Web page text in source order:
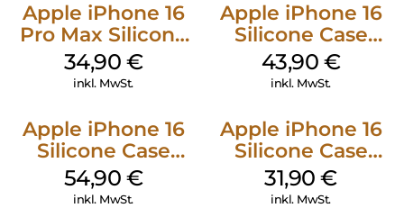
Apple iPhone 16
Pro Max Silicone
Case MagSafe
Denim
34,90 €
inkl. MwSt.
Apple iPhone 16
Silicone Case
MagSafe Plum
43,90 €
inkl. MwSt.
Apple iPhone 16
Silicone Case
MagSafe Black
54,90 €
inkl. MwSt.
Apple iPhone 16
Silicone Case
MagSafe Fuchsia
31,90€
inkl. MwSt.